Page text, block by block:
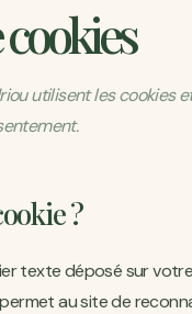
utilisent les cookies
?
texte déposé sur
permet au site de